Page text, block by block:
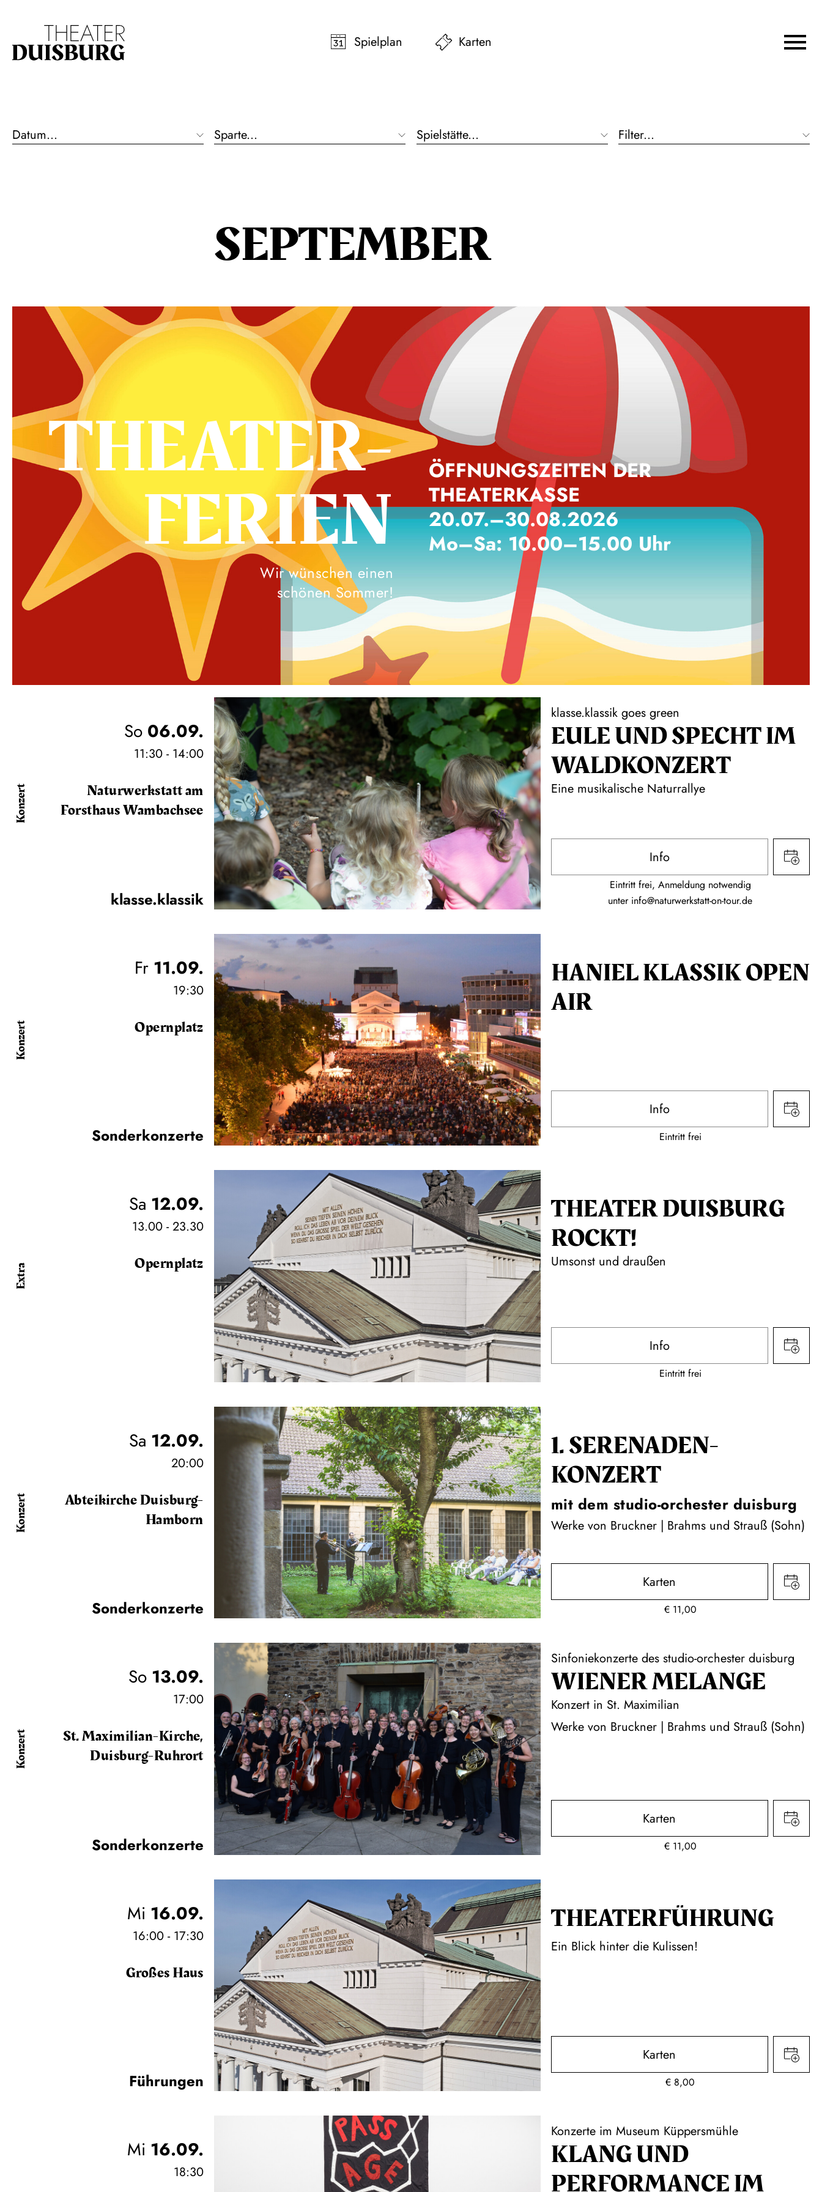
Spielplan
Karten
Datum... Sparte... Spielstätte... Filter...
SEPTEMBER
THEATER­
FERIEN
Wir wünschen einen
schönen Sommer!
ÖFFNUNGSZEITEN DER
THEATERKASSE
20.07.–30.08.2026
Mo–Sa: 10.00–15.00 Uhr
Konzert
So 06.09.
11:30 - 14:00
Naturwerkstatt am
Forsthaus Wambachsee
klasse.klassik
klasse.klassik goes green
EULE UND SPECHT IM
WALDKONZERT
Eine musikalische Naturrallye
Info
Eintritt frei, Anmeldung notwendig
unter info@naturwerkstatt-on-tour.de
Konzert
Fr 11.09.
19:30
Opernplatz
Sonderkonzerte
HANIEL KLASSIK OPEN
AIR
Info
Eintritt frei
Extra
Sa 12.09.
13.00 - 23.30
Opernplatz
THEATER DUISBURG
ROCKT!
Umsonst und draußen
Info
Eintritt frei
Konzert
Sa 12.09.
20:00
Abteikirche Duisburg-
Hamborn
Sonderkonzerte
1. SERENADEN­
KONZERT
mit dem studio-orchester duisburg
Werke von Bruckner | Brahms und Strauß (Sohn)
Karten
€ 11,00
Konzert
So 13.09.
17:00
St. Maximilian-Kirche,
Duisburg-Ruhrort
Sonderkonzerte
Sinfoniekonzerte des studio-orchester duisburg
WIENER MELANGE
Konzert in St. Maximilian
Werke von Bruckner | Brahms und Strauß (Sohn)
Karten
€ 11,00
Mi 16.09.
16:00 - 17:30
Großes Haus
Führungen
THEATER­FÜHR­UNG
Ein Blick hinter die Kulissen!
Karten
€ 8,00
Mi 16.09.
18:30
Konzerte im Museum Küppersmühle
KLANG UND
PERFORMANCE IM